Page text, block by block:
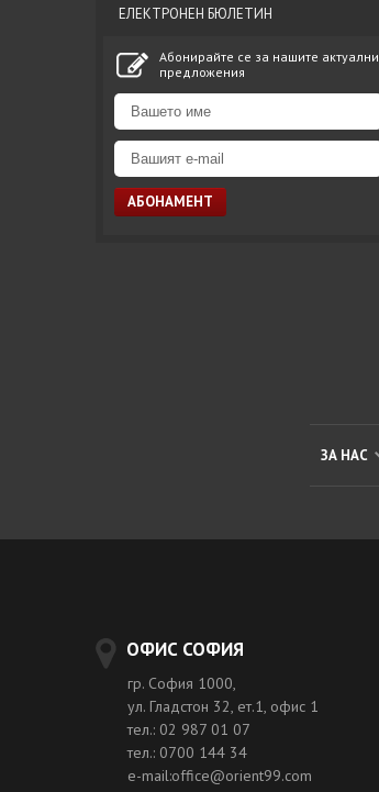
ЕЛЕКТРОНЕН БЮЛЕТИН
Абонирайте се за нашите актуални
предложения
ЗА НАС
ОФИС СОФИЯ
гр. София 1000,
ул. Гладстон 32, ет.1, офис 1
тел.: 02 987 01 07
тел.: 0700 144 34
e-mail:office@orient99.com